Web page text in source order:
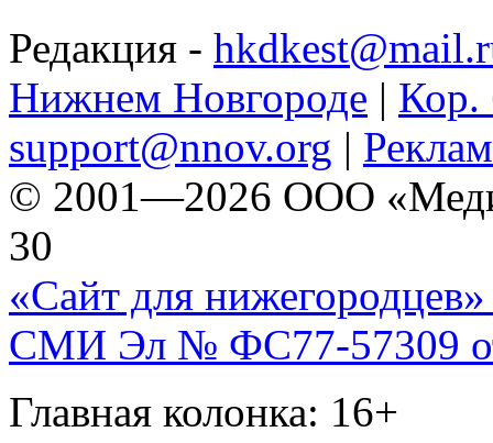
Редакция -
Нижнем Новгороде | Кор.
support@nnov.org |
© 2001—2026 ООО
30
«Сайт для нижегородцев»
СМИ Эл № ФС77-57309
Главная колонка: 16+